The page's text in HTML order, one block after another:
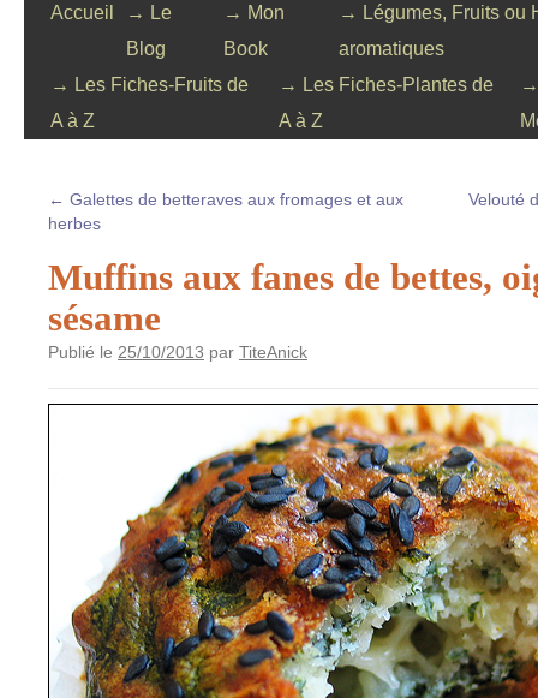
Accueil
→ Le
Blog
→ Mon
Book
→ Légumes, Fruits ou
aromatiques
→ Les Fiches-Fruits de
A à Z
→ Les Fiches-Plantes de
A à Z
→
← Galettes de betteraves aux fromages et aux
herbes
Velouté
Muffins aux fanes de bettes,
sésame
Publié le 25/10/2013 par TiteAnick